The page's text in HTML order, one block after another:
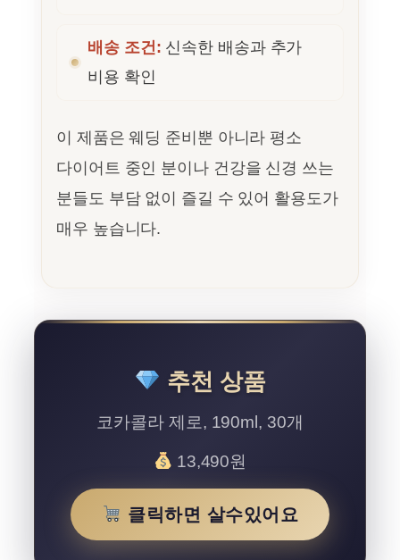
배송 조건: 신속한 배송과 추가
비용 확인
이 제품은 웨딩 준비뿐 아니라 평소
다이어트 중인 분이나 건강을 신경 쓰는
분들도 부담 없이 즐길 수 있어 활용도가
매우 높습니다.
추천 상품
코카콜라 제로, 190ml, 30개
13,490원
클릭하면 살수있어요